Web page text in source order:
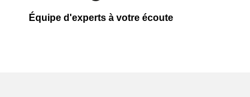
Équipe d'experts à votre écoute